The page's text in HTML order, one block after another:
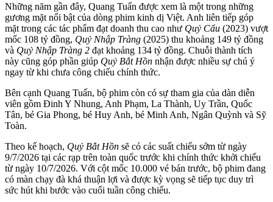
Những năm gần đây, Quang Tuấn được xem là một trong những
gương mặt nổi bật của dòng phim kinh dị Việt. Anh liên tiếp góp
mặt trong các tác phẩm đạt doanh thu cao như Quỷ Cẩu (2023) vượt
mốc 108 tỷ đồng, Quỷ Nhập Tràng (2025) thu khoảng 149 tỷ đồng
và Quỷ Nhập Tràng 2 đạt khoảng 134 tỷ đồng. Chuỗi thành tích
này cũng góp phần giúp Quỷ Bắt Hồn nhận được nhiều sự chú ý
ngay từ khi chưa công chiếu chính thức.
Bên cạnh Quang Tuấn, bộ phim còn có sự tham gia của dàn diễn
viên gồm Đinh Y Nhung, Anh Phạm, La Thành, Uy Trần, Quốc
Tân, bé Gia Phong, bé Huy Anh, bé Minh Anh, Ngân Quỳnh và Sỹ
Toàn.
Theo kế hoạch, Quỷ Bắt Hồn sẽ có các suất chiếu sớm từ ngày
9/7/2026 tại các rạp trên toàn quốc trước khi chính thức khởi chiếu
từ ngày 10/7/2026. Với cột mốc 10.000 vé bán trước, bộ phim đang
có màn chạy đà khá thuận lợi và được kỳ vọng sẽ tiếp tục duy trì
sức hút khi bước vào cuối tuần công chiếu.